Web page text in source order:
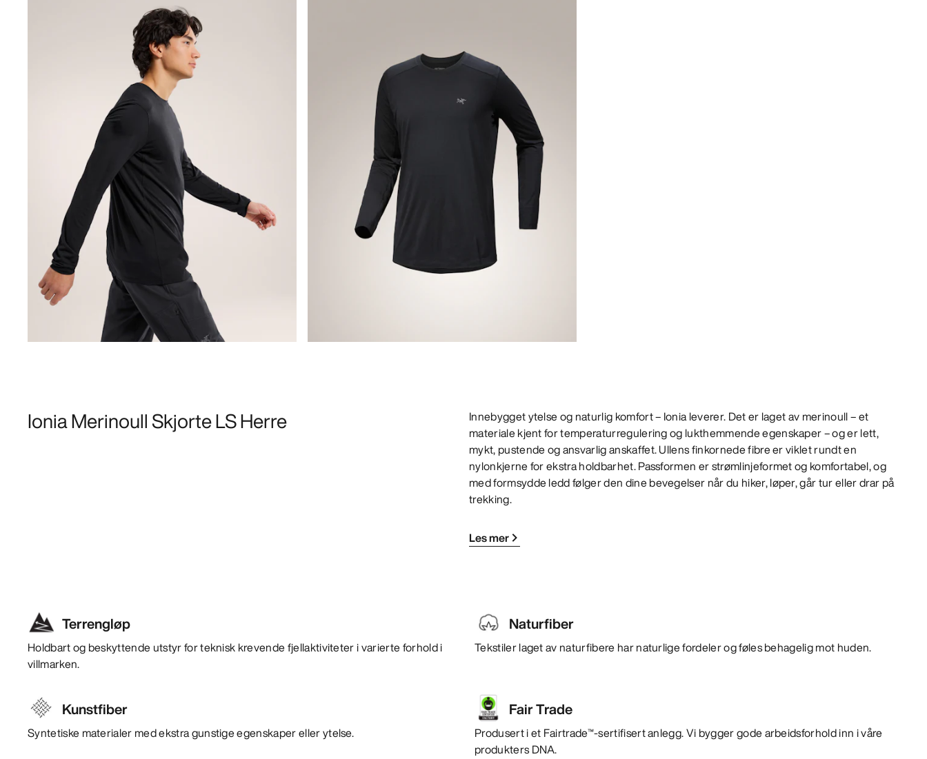
Ionia Merinoull Skjorte LS Herre
Innebygget ytelse og naturlig komfort – Ionia leverer. Det er laget av merinoull – et
materiale kjent for temperaturregulering og lukthemmende egenskaper – og er lett,
mykt, pustende og ansvarlig anskaffet. Ullens finkornede fibre er viklet rundt en
nylonkjerne for ekstra holdbarhet. Passformen er strømlinjeformet og komfortabel, og
med formsydde ledd følger den dine bevegelser når du hiker, løper, går tur eller drar på
trekking.
Les mer
Terrengløp
Holdbart og beskyttende utstyr for teknisk krevende fjellaktiviteter i varierte forhold i
villmarken.
Naturfiber
Tekstiler laget av naturfibere har naturlige fordeler og føles behagelig mot huden.
Kunstfiber
Syntetiske materialer med ekstra gunstige egenskaper eller ytelse.
Fair Trade
Produsert i et Fairtrade™-sertifisert anlegg. Vi bygger gode arbeidsforhold inn i våre
produkters DNA.